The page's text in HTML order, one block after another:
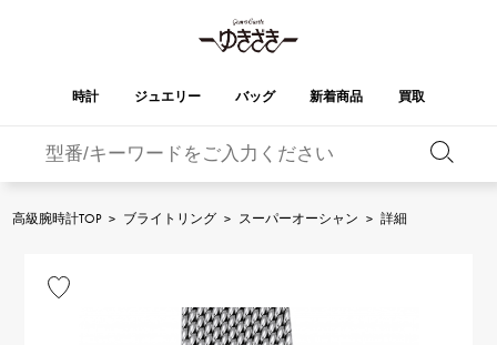
時計 ジュエリー バッグ 新着商品 買取
ランゲ＆ゾーネ
YUKIZAKI
ジュエリー
ジュエリー
バーキン オータクロア
高級腕時計TOP > ブライトリング > スーパーオーシャン > 詳細